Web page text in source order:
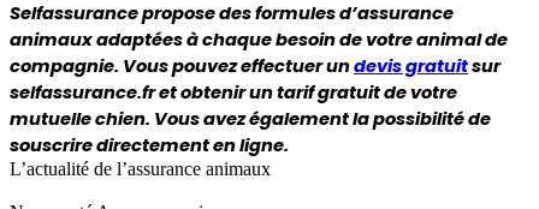
Selfassurance propose des formules d’assurance
animaux adaptées à chaque besoin de votre animal de
compagnie. Vous pouvez effectuer un devis gratuit sur
selfassurance.fr et obtenir un tarif gratuit de votre
mutuelle chien. Vous avez également la possibilité de
souscrire directement en ligne.
L’actualité de l’assurance animaux